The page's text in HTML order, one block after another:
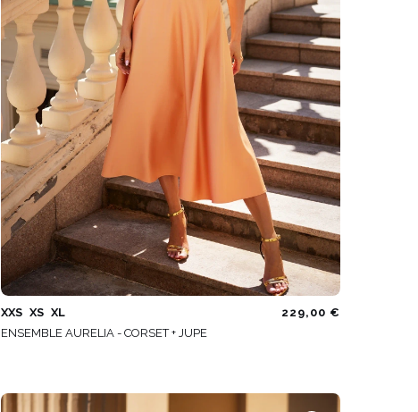
XXS XS XL
229,00 €
ENSEMBLE AURELIA - CORSET + JUPE